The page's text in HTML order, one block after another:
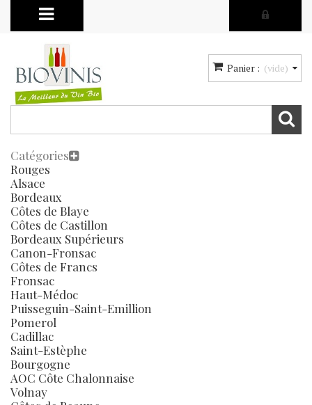
Catégories
Rouges
Alsace
Bordeaux
Côtes de Blaye
Côtes de Castillon
Bordeaux Supérieurs
Canon-Fronsac
Côtes de Francs
Fronsac
Haut-Médoc
Puisseguin-Saint-Emillion
Pomerol
Cadillac
Saint-Estèphe
Bourgogne
AOC Côte Chalonnaise
Volnay
Panier : (vide)